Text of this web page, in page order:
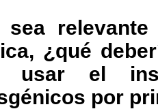
sea
¿qué
usar el
por